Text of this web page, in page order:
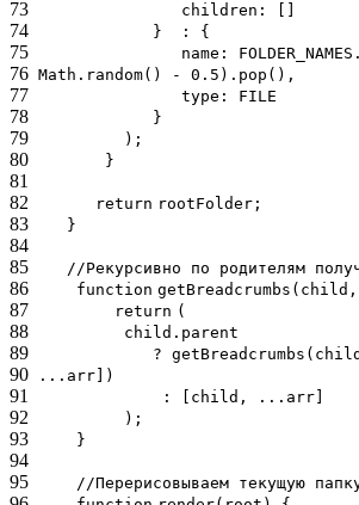
73
74
75
76
77
78
79
80
81
82
83
84
85
86
87
88
89
90
91
92
93
94
95
children: []
} : {
name:
Math.random() - 0.5).pop(),
type: FILE
}
);
}
return rootFolder;
}
//Рекурсивно по родителям
function
return (
child.parent
?
...arr])
: [child, ...arr]
);
}
//Перерисовываем текущую